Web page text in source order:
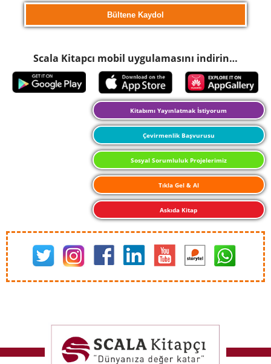
Scala Kitapcı mobil uygulamasını indirin…
Kitabımı Yayınlatmak İstiyorum
Çevirmenlik Başvurusu
Sosyal Sorumluluk Projelerimiz
Tıkla Gel & Al
Askıda Kitap